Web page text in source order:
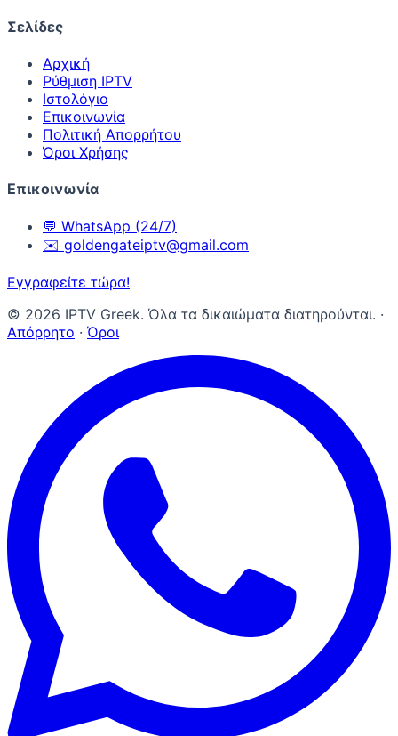
Σελίδες
Αρχική
Ρύθμιση IPTV
Ιστολόγιο
Επικοινωνία
Πολιτική Απορρήτου
Όροι Χρήσης
Επικοινωνία
💬 WhatsApp (24/7)
✉️ goldengateiptv@gmail.com
Εγγραφείτε τώρα!
© 2026 IPTV Greek. Όλα τα δικαιώματα διατηρούνται. ·
Απόρρητο · Όροι